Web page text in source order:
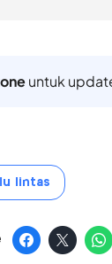
untuk
lintas